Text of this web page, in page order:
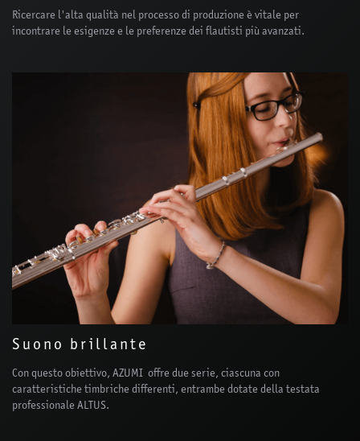
Ricercare l'alta qualità nel processo di produzione è vitale per
incontrare le esigenze e le preferenze dei flautisti più avanzati.
Suono brillante
Con questo obiettivo, AZUMI offre due serie, ciascuna con
caratteristiche timbriche differenti, entrambe dotate della testata
professionale ALTUS.